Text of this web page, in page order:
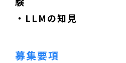
・LLMの知見
募集要項